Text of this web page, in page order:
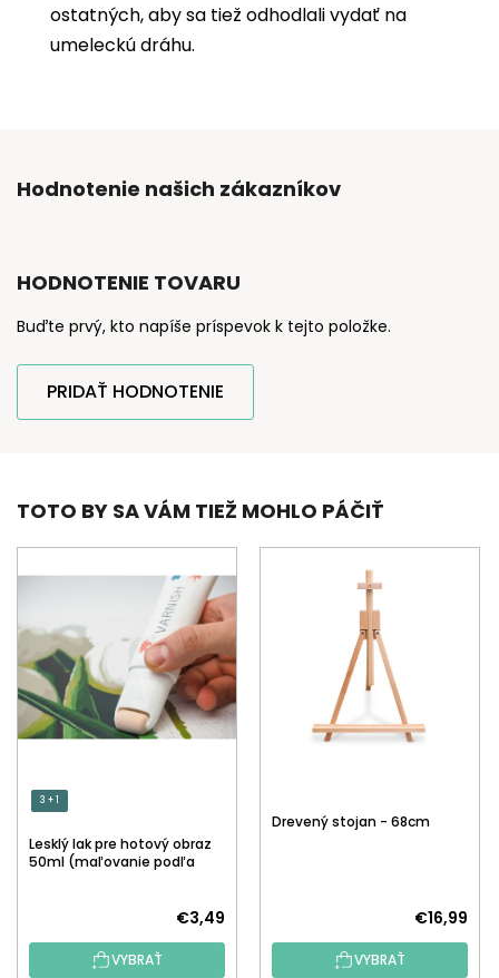
ostatných, aby sa tiež odhodlali vydať na
umeleckú dráhu.
Hodnotenie našich zákazníkov
HODNOTENIE TOVARU
Buďte prvý, kto napíše príspevok k tejto položke.
PRIDAŤ HODNOTENIE
TOTO BY SA VÁM TIEŽ MOHLO PÁČIŤ
3 + 1
Lesklý lak pre hotový obraz
50ml (maľovanie podľa
€3,49
VYBRAŤ
Drevený stojan - 68cm
€16,99
VYBRAŤ